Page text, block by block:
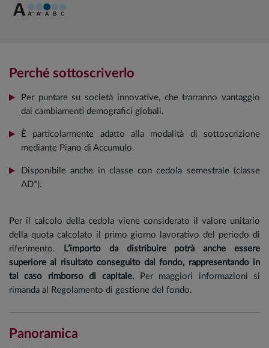
Perché sottoscriverlo
Per puntare su società innovative, che trarranno vantaggio
dai cambiamenti demografici globali.
È particolarmente adatto alla modalità di sottoscrizione
mediante Piano di Accumulo.
Disponibile anche in classe con cedola semestrale (classe
AD*).
Per il calcolo della cedola viene considerato il valore unitario
della quota calcolato il primo giorno lavorativo del periodo di
riferimento.
L’importo da distribuire potrà anche essere
superiore al risultato conseguito dal fondo, rappresentando in
tal caso rimborso di capitale.Per maggiori informazioni si
rimanda al Regolamento di gestione del fondo.
Panoramica